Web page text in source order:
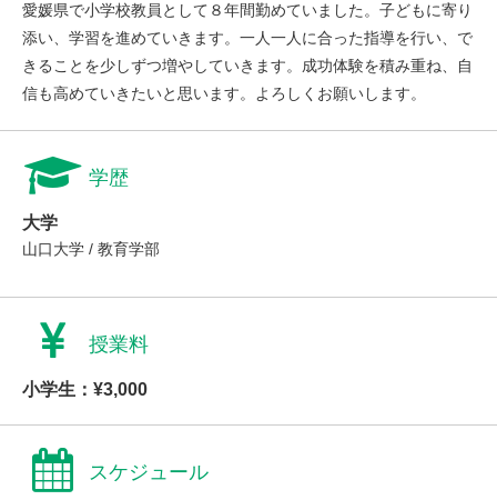
愛媛県で小学校教員として８年間勤めていました。子どもに寄り
添い、学習を進めていきます。一人一人に合った指導を行い、で
きることを少しずつ増やしていきます。成功体験を積み重ね、自
信も高めていきたいと思います。よろしくお願いします。
学歴
大学
山口大学 / 教育学部
授業料
小学生：¥3,000
スケジュール